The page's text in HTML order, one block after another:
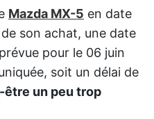
Mazda MX-5 en date
son achat, une date
pour le 06 juin
soit un délai de
être un peu trop